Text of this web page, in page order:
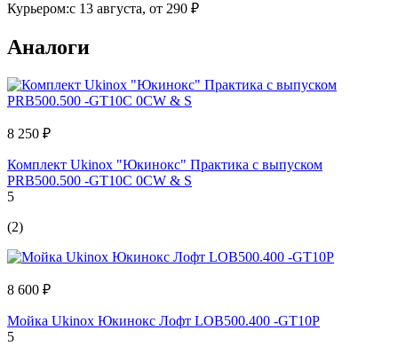
Курьером:c 13 августа, от 290 ₽
Аналоги
8 250 ₽
Комплект Ukinox "Юкинокс" Практика с выпуском
PRB500.500 -GT10C 0CW & S
5
(2)
8 600 ₽
Мойка Ukinox Юкинокс Лофт LOB500.400 -GT10P
5